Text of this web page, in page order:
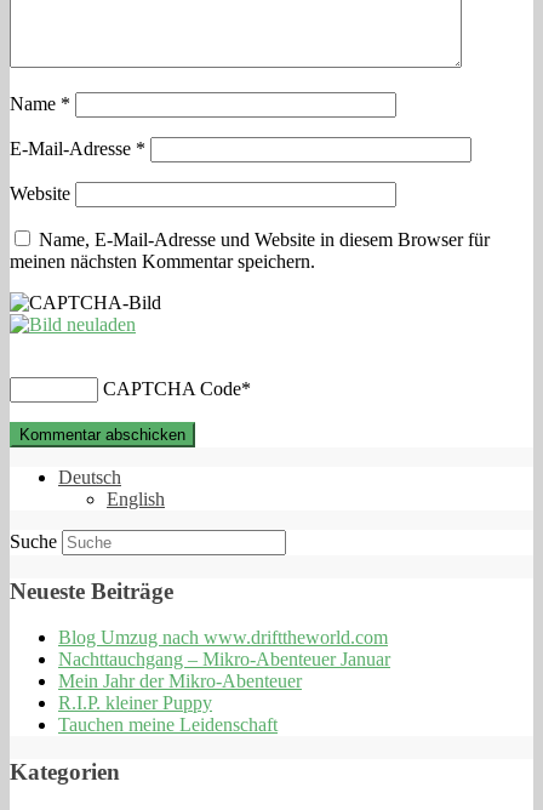
Name *
E-Mail-Adresse *
Website
Name, E-Mail-Adresse und Website in diesem Browser für
meinen nächsten Kommentar speichern.
CAPTCHA Code*
Deutsch
English
Suche
Neueste Beiträge
Blog Umzug nach www.drifttheworld.com
Nachttauchgang – Mikro-Abenteuer Januar
Mein Jahr der Mikro-Abenteuer
R.I.P. kleiner Puppy
Tauchen meine Leidenschaft
Kategorien